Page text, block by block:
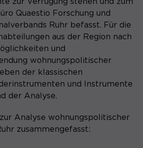
zur Verfügung stehen und zum
Quaestio Forschung und
Ruhr befasst. Für die
aus der Region nach
und
wohnungspolitischer
der klassischen
und Instrumente
der Analyse.
Analyse wohnungspolitischer
zusammengefasst: